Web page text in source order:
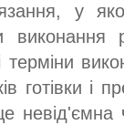
у
терміни
готівки і
невід'ємна